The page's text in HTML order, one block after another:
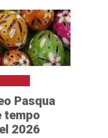
Pasqua
tempo
2026